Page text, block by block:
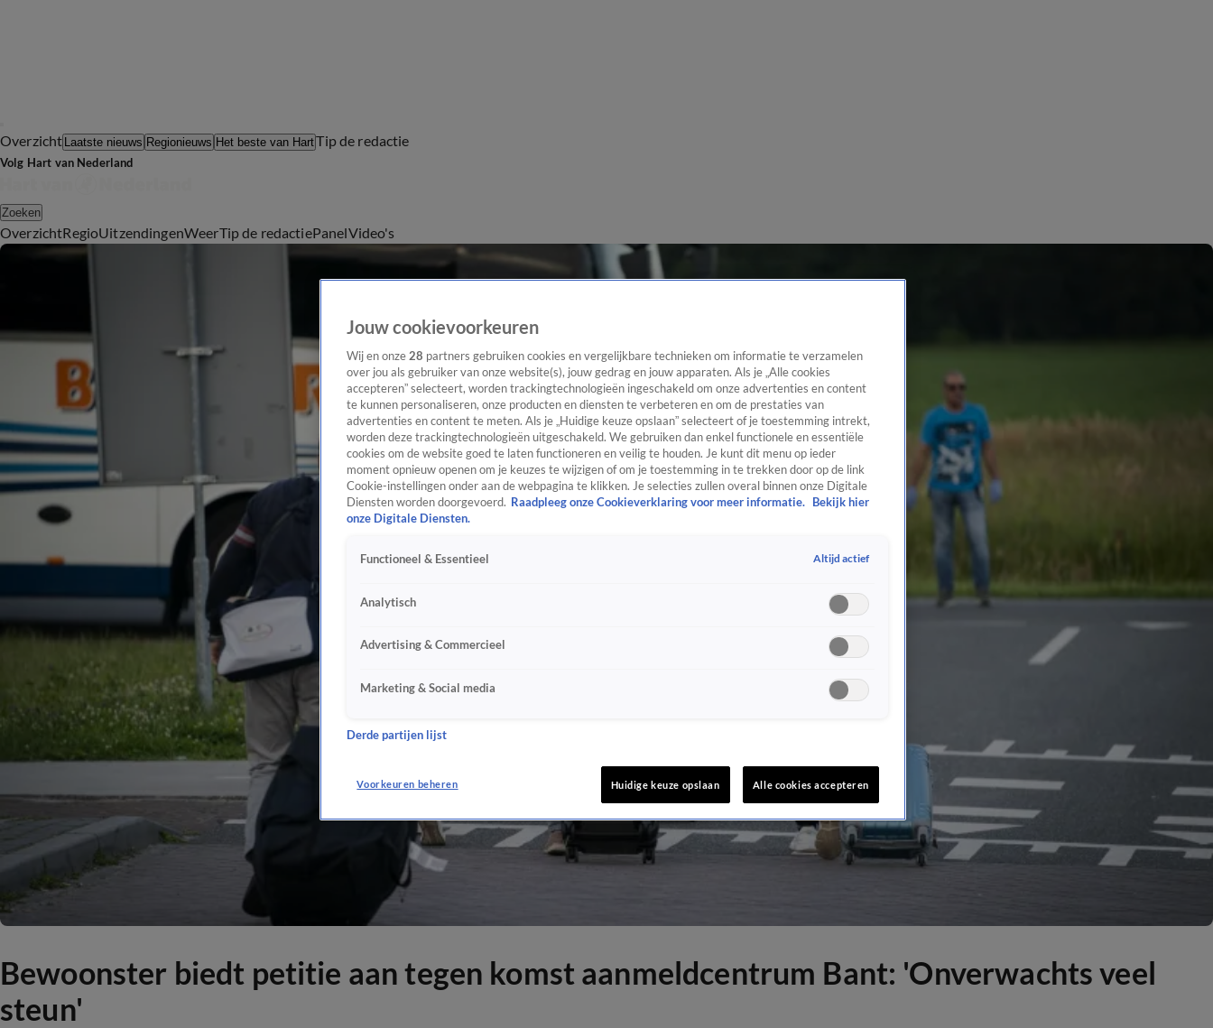
Overzicht Laatste nieuws Regionieuws Het beste van HartTip de redactie
Volg Hart van Nederland
Zoeken
OverzichtRegioUitzendingenWeerTip de redactiePanelVideo's
Bewoonster biedt petitie aan tegen komst aanmeldcentrum Bant: 'Onverwachts veel
steun'
Jouw cookievoorkeuren
Wij en onze 28 partners gebruiken cookies en vergelijkbare technieken om informatie te verzamelen
over jou als gebruiker van onze website(s), jouw gedrag en jouw apparaten. Als je „Alle cookies
accepteren” selecteert, worden trackingtechnologieën ingeschakeld om onze advertenties en content
te kunnen personaliseren, onze producten en diensten te verbeteren en om de prestaties van
advertenties en content te meten. Als je „Huidige keuze opslaan” selecteert of je toestemming intrekt,
worden deze trackingtechnologieën uitgeschakeld. We gebruiken dan enkel functionele en essentiële
cookies om de website goed te laten functioneren en veilig te houden. Je kunt dit menu op ieder
moment opnieuw openen om je keuzes te wijzigen of om je toestemming in te trekken door op de link
Cookie-instellingen onder aan de webpagina te klikken. Je selecties zullen overal binnen onze Digitale
Diensten worden doorgevoerd. Raadpleeg onze Cookieverklaring voor meer informatie.
Bekijk hier
onze Digitale Diensten.
Functioneel & Essentieel Altijd actief
Analytisch
Advertising & Commercieel
Marketing & Social media
Derde partijen lijst
Voorkeuren beheren Huidige keuze opslaan Alle cookies accepteren